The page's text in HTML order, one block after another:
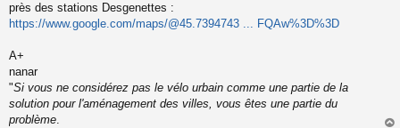
près des stations Desgenettes :
https://www.google.com/maps/@45.7394743 ... FQAw%3D%3D
A+
nanar
"Si vous ne considérez pas le vélo urbain comme une partie de la
solution pour l'aménagement des villes, vous êtes une partie du
problème.